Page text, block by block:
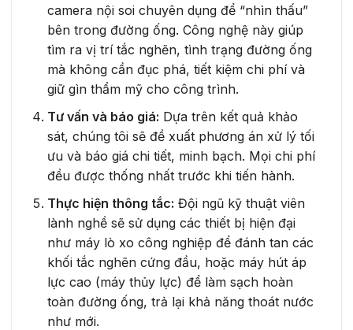
camera nội soi chuyên dụng để “nhìn thấu”
bên trong đường ống. Công nghệ này giúp
tìm ra vị trí tắc nghẽn, tình trạng đường ống
mà không cần đục phá, tiết kiệm chi phí và
giữ gìn thẩm mỹ cho công trình.
Tư vấn và báo giá: Dựa trên kết quả khảo
sát, chúng tôi sẽ đề xuất phương án xử lý tối
ưu và báo giá chi tiết, minh bạch. Mọi chi phí
đều được thống nhất trước khi tiến hành.
Thực hiện thông tắc: Đội ngũ kỹ thuật viên
lành nghề sẽ sử dụng các thiết bị hiện đại
như máy lò xo công nghiệp để đánh tan các
khối tắc nghẽn cứng đầu, hoặc máy hút áp
lực cao (máy thủy lực) để làm sạch hoàn
toàn đường ống, trả lại khả năng thoát nước
như mới.